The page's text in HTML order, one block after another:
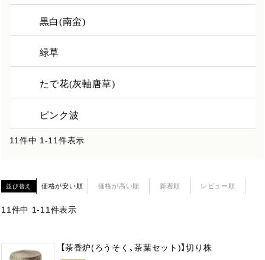
黒白(南蛮)
緑草
たで花(灰軸唐草)
ピンク波
11件中 1-11件表示
並び替え 価格が安い順 価格が高い順 新着順 レビュー順
11件中 1-11件表示
【茶香炉(ろうそく、茶葉セット)】切り株